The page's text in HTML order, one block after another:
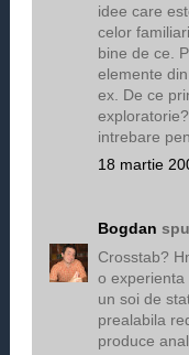
idee care
celor
bine de ce.
elemente
ex. De ce
intrebare
18 martie
Bogdan
Crosstab?
o
un soi de
prealabila
produce